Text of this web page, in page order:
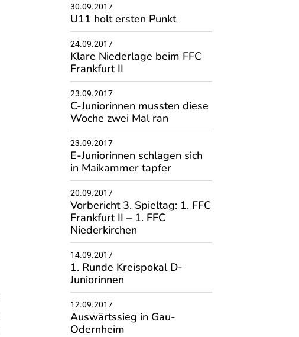
30.09.2017
U11 holt ersten Punkt
24.09.2017
Klare Niederlage beim FFC
Frankfurt II
23.09.2017
C-Juniorinnen mussten diese
Woche zwei Mal ran
23.09.2017
E-Juniorinnen schlagen sich
in Maikammer tapfer
20.09.2017
Vorbericht 3. Spieltag: 1. FFC
Frankfurt II – 1. FFC
Niederkirchen
14.09.2017
1. Runde Kreispokal D-
Juniorinnen
12.09.2017
Auswärtssieg in Gau-
Odernheim